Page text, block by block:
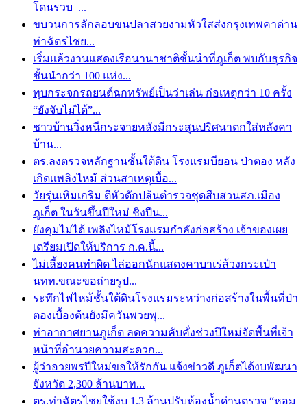
โดนรวบ ...
ขบวนการลักลอบขนปลาสวยงามหัวใสส่งกรุงเทพคาด่าน
ท่าฉัตรไชย...
เริ่มแล้วงานแสดงเรือนานาชาติชั้นนำที่ภูเก็ต พบกับธุรกิจ
ชั้นนำกว่า 100 แห่ง...
ทุบกระจกรถยนต์ฉกทรัพย์เป็นว่าเล่น ก่อเหตุกว่า 10 ครั้ง
“ยังจับไม่ได้”...
ชาวบ้านวิ่งหนีกระจายหลังมีกระสุนปริศนาตกใส่หลังคา
บ้าน...
ตร.ลงตรวจหลักฐานชั้นใต้ดิน โรงแรมบียอน ป่าตอง หลัง
เกิดเเพลิงไหม้ ส่วนสาเหตุเบื้อ...
วัยรุ่นเหิมเกริม ตีหัวดักปล้นตำรวจชุดสืบสวนสภ.เมือง
ภูเก็ต ในวันขึ้นปีใหม่ ชิงปืน...
ยังคุมไม่ได้ เพลิงไหม้โรงแรมกำลังก่อสร้าง เจ้าของเผย
เตรียมเปิดให้บริการ ก.ค.นี้...
ไม่เลี้ยงคนทำผิด ไล่ออกนักแสดงคาบาเร่ล้วงกระเป๋า
นทท.ขณะขอถ่ายรูป...
ระทึกไฟไหม้ชั้นใต้ดินโรงแรมระหว่างก่อสร้างในพื้นที่ป่า
ตองเบื้องต้นยังมีควันพวยพุ...
ท่าอากาศยานภูเก็ต ลดความคับคั่งช่วงปีใหม่จัดพื้นที่เจ้า
หน้าที่อำนวยความสะดวก...
ผู้ว่าอวยพรปีใหม่ขอให้รักกัน แจ้งข่าวดี ภูเก็ตได้งบพัฒนา
จังหวัด 2,300 ล้านบาท...
ตร.ท่าฉัตรไชยใช้งบ 1.3 ล้านปรับห้องน้ำด่านตรวจ “หอม